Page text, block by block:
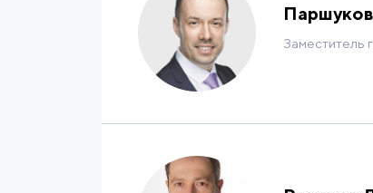
Заместитель